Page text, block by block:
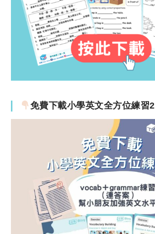
免費下載小學英文全方位練習2